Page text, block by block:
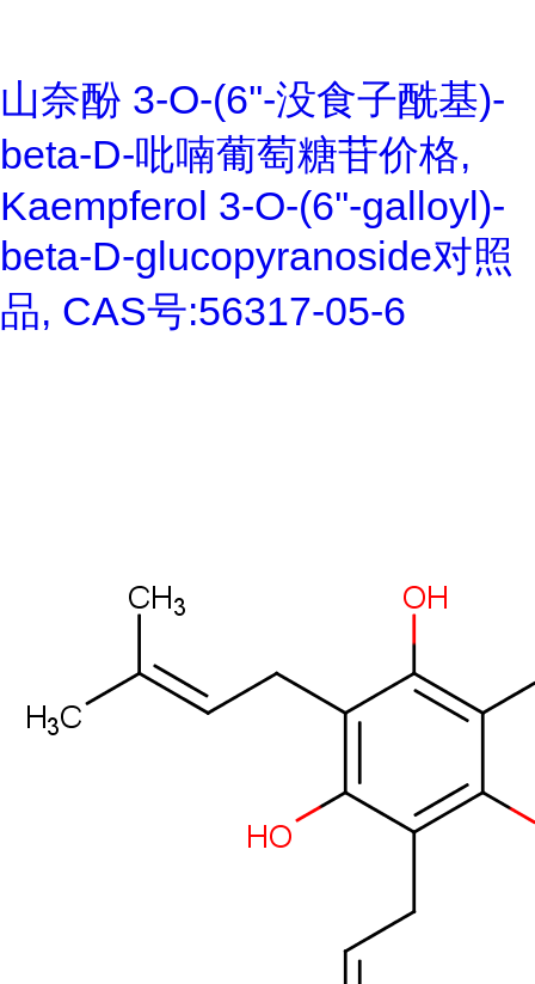
山奈酚 3-O-(6''-没食子酰基)-
beta-D-吡喃葡萄糖苷价格,
Kaempferol 3-O-(6''-galloyl)-
beta-D-glucopyranoside对照
品, CAS号:56317-05-6